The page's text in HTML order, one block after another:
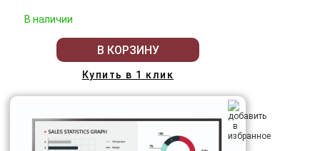
В наличии
В КОРЗИНУ
Купить в 1 клик